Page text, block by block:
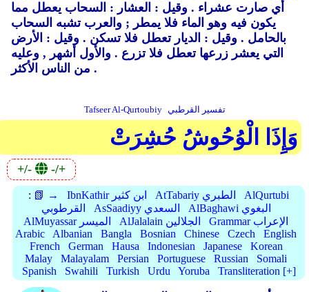
أي صارت عشراء . وقيل : العشار : السحاب يعطل مما
يكون فيه وهو الماء فلا يمطر ; والعرب تشبه السحاب
بالحامل . وقيل : الديار تعطل فلا تسكن . وقيل : الأرض
التي يعشر زرعها تعطل فلا تزرع . والأول أشهر , وعليه
من الناس الأكثر .
Tafseer Al-Qurtoubiy تفسير القرطبي
وَإِذَا الْوُحُوشُ حُشِرَتْ
+/- -/+
: 📗 → IbnKathir ابن كثير AtTabariy الطبري
AlQurtubi
القرطوبي
AsSaadiyy السعدي
AlBaghawi البغوي
AlMuyassar الميسر
AlJalalain الجلالين
Grammar الإعراب
Arabic
Albanian Bangla Bosnian Chinese Czech
English
French
German Hausa Indonesian Japanese
Korean
Malay
Malayalam Persian Portuguese Russian
Somali
Spanish
Swahili Turkish Urdu Yoruba Transliteration [+]